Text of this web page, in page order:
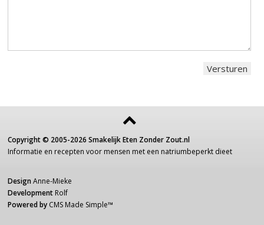
Copyright © 2005-2026 Smakelijk Eten Zonder Zout.nl
Informatie en recepten voor mensen met een natriumbeperkt dieet
Design Anne-Mieke
Development Rolf
Powered by CMS Made Simple™